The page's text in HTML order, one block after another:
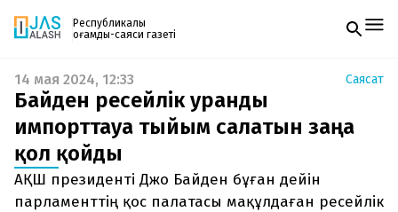
Республикалық
қоғамдық-саяси газеті
Жаңалықтар
Спорт
Live
Руханият
Аймақ
Архив
Заң және тәртіп
Газетке жазылу
PDF форматтағы газетті ай сайын электронды
поштаңызға алып отырыңыз. Жаңа нөмір
шыққан сәтте сізге бірден жіберіледі. Тек email
енгізіңіз, біз қалғанын өзіміз жібереміз.
14 мая 2024, 12:33 Саясат
Байден ресейлік уранды
импорттауға тыйым салатын заңға
қол қойды
АҚШ президенті Джо Байден бұған дейін
парламенттің қос палатасы мақұлдаған ресейлік